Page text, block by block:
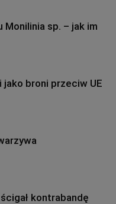
Monilinia sp. – jak im
jako broni przeciw UE
kontrabandę